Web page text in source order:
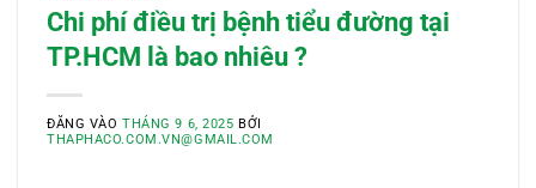
Chi phí điều trị bệnh tiểu đường tại
TP.HCM là bao nhiêu ?
ĐĂNG VÀOTHÁNG 9 6, 2025 BỞI
THAPHACO.COM.VN@GMAIL.COM